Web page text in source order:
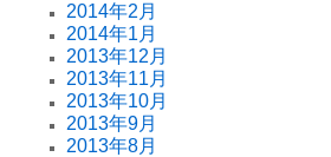
2014年2月
2014年1月
2013年12月
2013年11月
2013年10月
2013年9月
2013年8月